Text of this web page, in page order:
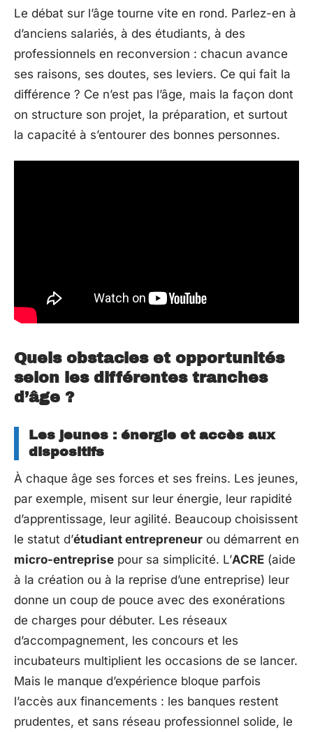
Le débat sur l’âge tourne vite en rond. Parlez-en à
d’anciens salariés, à des étudiants, à des
professionnels en reconversion : chacun avance
ses raisons, ses doutes, ses leviers. Ce qui fait la
différence ? Ce n’est pas l’âge, mais la façon dont
on structure son projet, la préparation, et surtout
la capacité à s’entourer des bonnes personnes.
Quels obstacles et opportunités
selon les différentes tranches
d’âge ?
Les jeunes : énergie et accès aux
dispositifs
À chaque âge ses forces et ses freins. Les jeunes,
par exemple, misent sur leur énergie, leur rapidité
d’apprentissage, leur agilité. Beaucoup choisissent
le statut d’étudiant entrepreneur ou démarrent en
micro-entreprise pour sa simplicité. L’ACRE (aide
à la création ou à la reprise d’une entreprise) leur
donne un coup de pouce avec des exonérations
de charges pour débuter. Les réseaux
d’accompagnement, les concours et les
incubateurs multiplient les occasions de se lancer.
Mais le manque d’expérience bloque parfois
l’accès aux financements : les banques restent
prudentes, et sans réseau professionnel solide, le